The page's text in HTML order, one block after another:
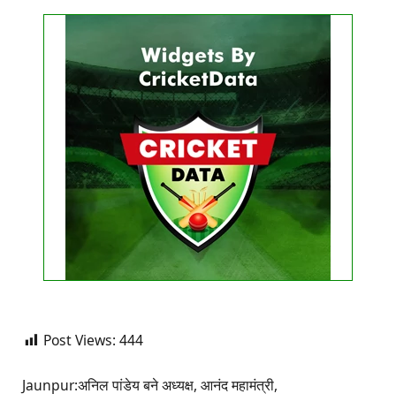
FIXTURE
No live matches found.
See recent results
See fixtures
Post Views: 444
Jaunpur:अनिल पांडेय बने अध्यक्ष, आनंद महामंत्री,